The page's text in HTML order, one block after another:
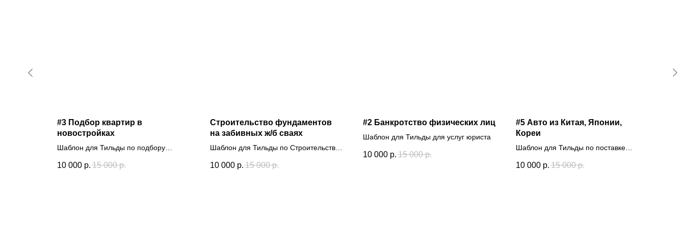
#3 Подбор квартир в
новостройках
Шаблон для Тильды по подбору
10 000 р. 15 000 р.
Строительство фундаментов
на забивных ж/б сваях
Шаблон для Тильды по Строительству
10 000 р. 15 000 р.
#2 Банкротство физических лиц
Шаблон для Тильды для услуг юриста
10 000 р. 15 000 р.
#5 Авто из Китая, Японии,
Кореи
Шаблон для Тильды по поставке
10 000 р. 15 000 р.